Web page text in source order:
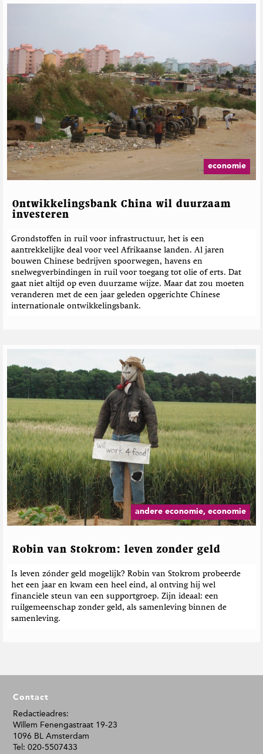
economie
Ontwikkelingsbank China wil duurzaam
investeren
Grondstoffen in ruil voor infrastructuur, het is een
aantrekkelijke deal voor veel Afrikaanse landen. Al jaren
bouwen Chinese bedrijven spoorwegen, havens en
snelwegverbindingen in ruil voor toegang tot olie of erts. Dat
gaat niet altijd op even duurzame wijze. Maar dat zou moeten
veranderen met de een jaar geleden opgerichte Chinese
internationale ontwikkelingsbank.
andere economie, economie
Robin van Stokrom: leven zonder geld
Is leven zónder geld mogelijk? Robin van Stokrom probeerde
het een jaar en kwam een heel eind, al ontving hij wel
financiële steun van een supportgroep. Zijn ideaal: een
ruilgemeenschap zonder geld, als samenleving binnen de
samenleving.
o
o
Contact
Redactieadres:
Willem Fenengastraat 19-23
1096 BL Amsterdam
Tel: 020-5507433